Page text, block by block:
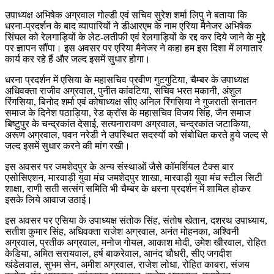
उपाध्यक्ष अभिषेक अग्रवाल गोल्डी एवं सचिव सुरेश शर्मा लिपु ने बताया कि
धरना-प्रदर्शन के बाद व्यापारियों ने डीआरएम के नाम एरिया मैनेजर अभिषेक
सिंघल को रेलगाड़ियों के लेट-लतीफी एवं रेलगाड़ियों के रद्द कर दिये जाने के मुद्दे
पर ज्ञापन सौंपा। इस अवसर पर एरिया मैनेजर ने कहा हम इस दिशा में लगातार
कार्य कर रहे हैं और जल्द इसमें सुधार होगा।
धरना प्रदर्शन में एसिया के महासचिव प्रवीण गुटगुटिया, चैम्बर के उपाध्यक्ष
अधिवक्ता राजीव अग्रवाल, पुनीत कांवटिया, सचिव भरत मकानी, अंशुल
रिंगसिया, बिनोद शर्मा एवं कोषाध्यक्ष सीए अनिल रिंगसिया ने गुजराती सनातन
समाज के दिनेश पठाड़िया, रेड क्रॉस के महासचिव विजय सिंह, जैन समाज
बिष्टुपुर के चन्द्रकांत देसाई, सत्यनारायण अग्रवाल, चन्द्रकांत जटाकिया,
अरूण अग्रवाल, पवन नरेडी ने उपस्थित सदस्यों को संबोधित करते हुये जल्द से
जल्द इसमें सुधार करने की मांग रखी।
इस अवसर पर जमशेदपुर के अन्य संस्थाओं जैसे कॉमर्शियल टैक्स बार
एसोसिएशन, मारवाड़ी युवा मंच जमशेदपुर शाखा, मारवाड़ी युवा मंच स्टील सिटी
शाक्षा, राणी सती सत्संग समिति भी चैम्बर के धरना प्रदर्शन में शामिल होकर
इसके लिये आवाज उठाई।
इस अवसर पर एसिया के उपाध्यक्ष संतोक सिंह, संतोष खेतान, दशरथ उपाध्याय,
सतीश कुमार सिंह, अधिवक्ता राजेश अग्रवाल, अनंत मोहनका, अश्विनी
अग्रवाल, प्रतीक अग्रवाल, मनोज गोयल, आकाश मोदी, उमेश खीरवाल, रोहित
केडिया, अमित सरायवाल, हर्ष बाकरेवाल, आनंद चौधरी, सीए जगदीश
खंडेलवाल, सुभम सेन, अमीश अग्रवाल, राजेश लोधा, रोहित काबरा, संजय